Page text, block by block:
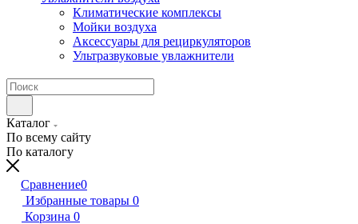
Климатические комплексы
Мойки воздуха
Аксессуары для рециркуляторов
Ультразвуковые увлажнители
Каталог
По всему сайту
По каталогу
Сравнение0
Избранные товары 0
Корзина 0